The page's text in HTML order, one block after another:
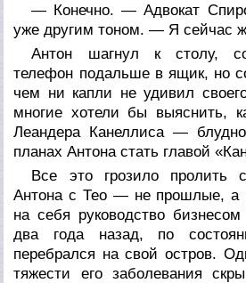
— Конечно. — Адвокат
уже другим тоном. — Я сейчас
Антон шагнул к столу,
телефон подальше в ящик, но
чем ни капли не удивил
многие хотели бы выяснить,
Леандера Канеллиса —
планах Антона стать главой
Все это грозило пролить
Антона с Тео — не прошлые, а
на себя руководство
два года назад, по
перебрался на свой остров.
тяжести его заболевания